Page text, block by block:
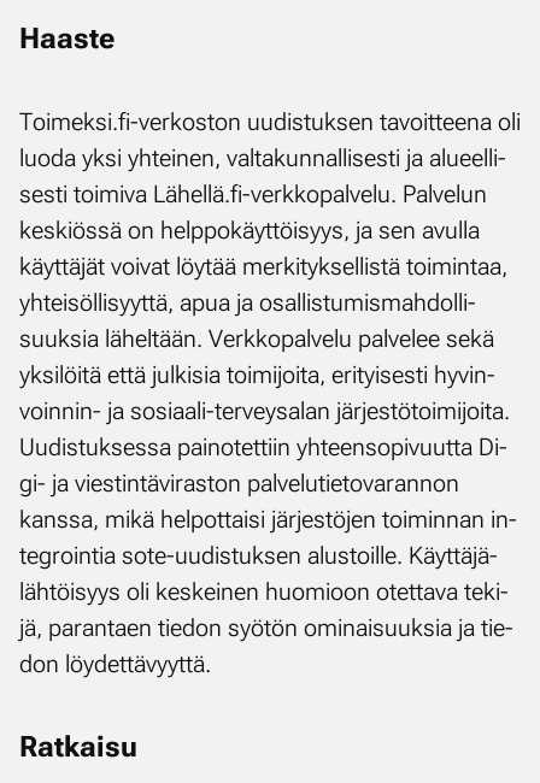
Haas­te
Toi­mek­si.fi-ver­kos­ton uu­dis­tuk­sen ta­voit­tee­na oli
luo­da yk­si yh­tei­nen, val­ta­kun­nal­li­ses­ti ja alu­eel­li­
ses­ti toi­mi­va Lä­hel­lä.fi-verk­ko­pal­ve­lu. Pal­ve­lun
kes­kiös­sä on help­po­käyt­töi­syys, ja sen avul­la
käyt­tä­jät voi­vat löy­tää mer­ki­tyk­sel­lis­tä toi­min­taa,
yh­tei­söl­li­syyt­tä, apua ja osal­lis­tu­mis­mah­dol­li­
suuk­sia lä­hel­tään. Verk­ko­pal­ve­lu pal­ve­lee se­kä
yk­si­löi­tä et­tä jul­ki­sia toi­mi­joi­ta, eri­tyi­ses­ti hy­vin­
voin­nin- ja so­si­aa­li-ter­vey­sa­lan jär­jes­tö­toi­mi­joi­ta.
Uu­dis­tuk­ses­sa pai­no­tet­tiin yh­teen­so­pi­vuut­ta Di­
gi- ja vies­tin­tä­vi­ras­ton pal­ve­lu­tie­to­va­ran­non
kans­sa, mi­kä hel­pot­tai­si jär­jes­tö­jen toi­min­nan in­
tegroin­tia so­te-uu­dis­tuk­sen alus­toil­le. Käyt­tä­jä­
läh­töi­syys oli kes­kei­nen huo­mioon otet­ta­va te­ki­
jä, pa­ran­taen tie­don syö­tön omi­nai­suuk­sia ja tie­
don löy­det­tä­vyyt­tä.
Rat­kai­su